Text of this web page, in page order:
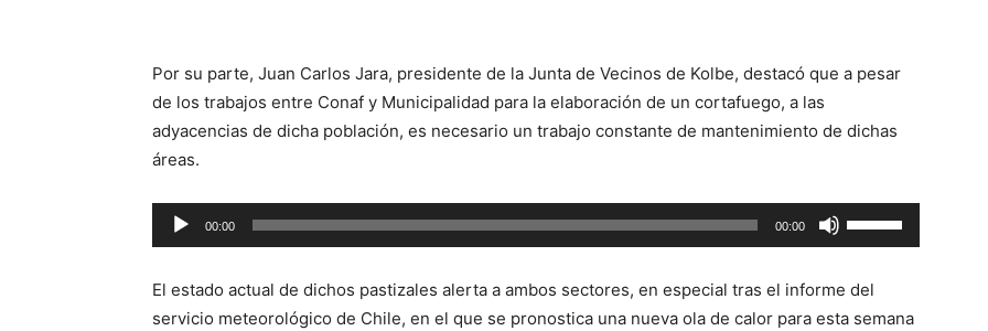
Por su parte, Juan Carlos Jara, presidente de la Junta de Vecinos de Kolbe, destacó que a pesar
de los trabajos entre Conaf y Municipalidad para la elaboración de un cortafuego, a las
adyacencias de dicha población, es necesario un trabajo constante de mantenimiento de dichas
áreas.
Reproductor
de
00:00 00:00
las
de
El estado actual de dichos pastizales alerta a ambos sectores, en especial tras el informe del
servicio meteorológico de Chile, en el que se pronostica una nueva ola de calor para esta semana